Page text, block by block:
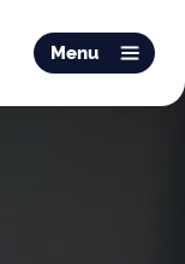
Menu